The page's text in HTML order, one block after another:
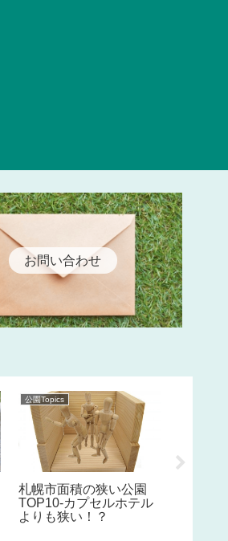
お問い合わせ
公園Topics
札幌市面積の狭い公園
TOP10-カプセルホテル
よりも狭い！？